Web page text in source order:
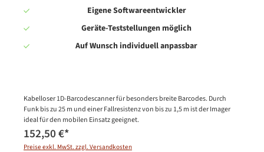
Eigene Softwareentwickler
Geräte-Teststellungen möglich
Auf Wunsch individuell anpassbar
Kabelloser 1D-Barcodescanner für besonders breite Barcodes. Durch
Funk bis zu 25 m und einer Fallresistenz von bis zu 1,5 m ist der Imager
ideal für den mobilen Einsatz geeignet.
152,50 €*
Preise exkl. MwSt. zzgl. Versandkosten